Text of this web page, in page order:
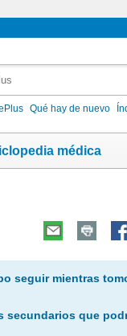
Qué hay de nuevo
médica
seguir mientras
secundarios que